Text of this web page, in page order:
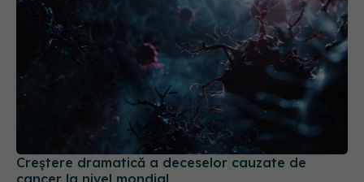
Creștere dramatică a deceselor cauzate de
cancer la nivel mondial